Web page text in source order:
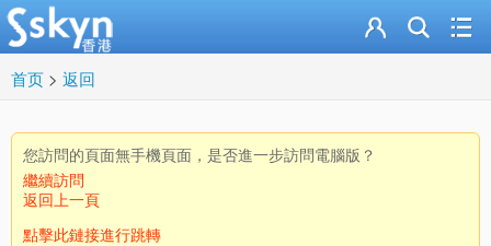
首页 > 返回
您訪問的頁面無手機頁面，是否進一步訪問電腦版？
繼續訪問
返回上一頁
點擊此鏈接進行跳轉